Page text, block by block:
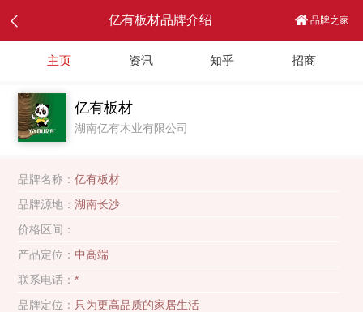
亿有板材品牌介绍 品牌之家
主页 资讯 知乎 招商
亿有板材
湖南亿有木业有限公司
品牌名称：亿有板材
品牌源地：湖南长沙
价格区间：
产品定位：中高端
联系电话：*
品牌定位： 只为更高品质的家居生活